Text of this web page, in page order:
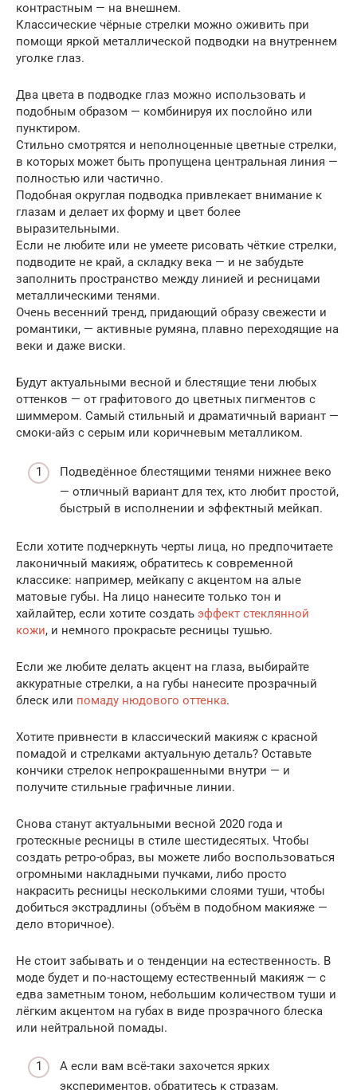
контрастным — на внешнем.
Классические чёрные стрелки можно оживить при
помощи яркой металлической подводки на внутреннем
уголке глаз.
Два цвета в подводке глаз можно использовать и
подобным образом — комбинируя их послойно или
пунктиром.
Стильно смотрятся и неполноценные цветные стрелки,
в которых может быть пропущена центральная линия —
полностью или частично.
Подобная округлая подводка привлекает внимание к
глазам и делает их форму и цвет более
выразительными.
Если не любите или не умеете рисовать чёткие стрелки,
подводите не край, а складку века — и не забудьте
заполнить пространство между линией и ресницами
металлическими тенями.
Очень весенний тренд, придающий образу свежести и
романтики, — активные румяна, плавно переходящие на
веки и даже виски.
Будут актуальными весной и блестящие тени любых
оттенков — от графитового до цветных пигментов с
шиммером. Самый стильный и драматичный вариант —
смоки-айз с серым или коричневым металликом.
Подведённое блестящими тенями нижнее веко
— отличный вариант для тех, кто любит простой,
быстрый в исполнении и эффектный мейкап.
Если хотите подчеркнуть черты лица, но предпочитаете
лаконичный макияж, обратитесь к современной
классике: например, мейкапу с акцентом на алые
матовые губы. На лицо нанесите только тон и
хайлайтер, если хотите создать эффект стеклянной
кожи, и немного прокрасьте ресницы тушью.
Если же любите делать акцент на глаза, выбирайте
аккуратные стрелки, а на губы нанесите прозрачный
блеск или помаду нюдового оттенка.
Хотите привнести в классический макияж с красной
помадой и стрелками актуальную деталь? Оставьте
кончики стрелок непрокрашенными внутри — и
получите стильные графичные линии.
Снова станут актуальными весной 2020 года и
гротескные ресницы в стиле шестидесятых. Чтобы
создать ретро-образ, вы можете либо воспользоваться
огромными накладными пучками, либо просто
накрасить ресницы несколькими слоями туши, чтобы
добиться экстрадлины (объём в подобном макияже —
дело вторичное).
Не стоит забывать и о тенденции на естественность. В
моде будет и по-настощему естественный макияж — с
едва заметным тоном, небольшим количеством туши и
лёгким акцентом на губах в виде прозрачного блеска
или нейтральной помады.
А если вам всё-таки захочется ярких
экспериментов, обратитесь к стразам,